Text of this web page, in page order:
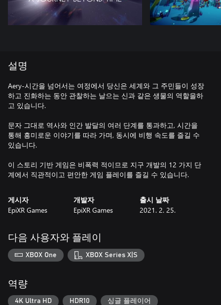
설명
Aery-시간을 넘어서는 여정에서 당신은 세계와 그 주민들이 성장
하고 진화하는 동안 관찰하는 날으는 신과 같은 생물의 역할을하
고 있습니다.
문자 그대로 역사와 인간 발달의 여러 단계를 통과하고, 시간을
통해 흥미로운 이야기를 따라 가며, 동시에 비행 속도를 즐길 수
있습니다.
이 스토리 기반 게임은 비폭력 적이므로 지구 개발의 12 가지 단
계에서 직관적이고 편안한 게임 플레이를 즐길 수 있습니다.
게시자
EpiXR Games
개발자
EpiXR Games
출시 날짜
2021. 2. 25.
다음 사용자와 플레이
XBOX One XBOX Series X|S
역량
4K Ultra HD HDR10 싱글 플레이어